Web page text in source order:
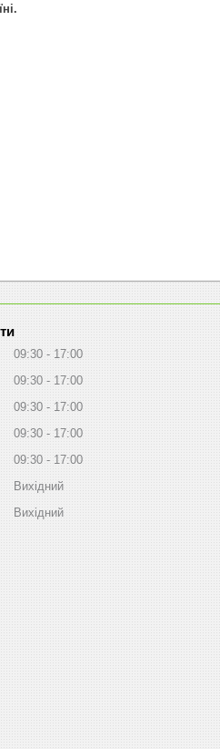
09:30
17:00
09:30
17:00
09:30
17:00
09:30
17:00
09:30
17:00
Вихідний
Вихідний